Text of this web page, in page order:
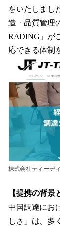
込
中
で
す
をいたしまし
造・品質管理
RADING」が
応できる体制
株式会社ティーデ
【提携の背景
中国調達にお
しさ」は、多